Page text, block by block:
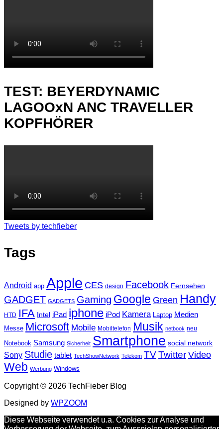
TEST: BEYERDYNAMIC
LAGOOxN ANC TRAVELLER
KOPFHÖRER
Tweets by techfieber
Tags
Android app Apple CES design Facebook Fernsehen
GADGET GADGETS Gaming Google Green Handy
HTD IFA Intel iPad iphone iPod Kamera Laptop Medien
Messe Microsoft Mobile Mobiltelefon Musik netbook neu
Notebook Samsung Sicherheit Smartphone social network
Sony Studie tablet TechShowNetwork Telekom TVTwitter Video
Web Werbung Windows
Copyright © 2026 TechFieber Blog
Designed by WPZOOM
Diese Webseite verwendet u.a. Cookies zur Analyse und